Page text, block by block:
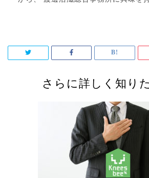
さらに詳しく知り